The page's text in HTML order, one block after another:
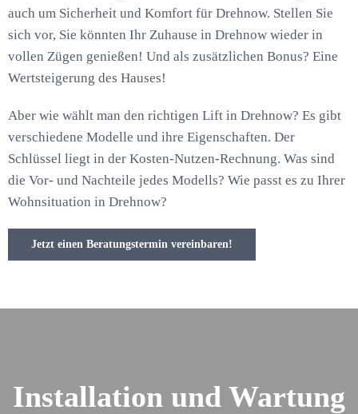
auch um Sicherheit und Komfort für Drehnow. Stellen Sie
sich vor, Sie könnten Ihr Zuhause in Drehnow wieder in
vollen Zügen genießen! Und als zusätzlichen Bonus? Eine
Wertsteigerung des Hauses!
Aber wie wählt man den richtigen Lift in Drehnow? Es gibt
verschiedene Modelle und ihre Eigenschaften. Der
Schlüssel liegt in der Kosten-Nutzen-Rechnung. Was sind
die Vor- und Nachteile jedes Modells? Wie passt es zu Ihrer
Wohnsituation in Drehnow?
Jetzt einen Beratungstermin vereinbaren!
Installation und Wartung